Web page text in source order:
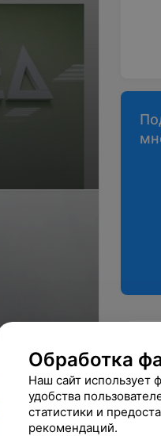
выбор»
Обработка
Наш сайт использует
удобства
статистики и
рекомендаций.